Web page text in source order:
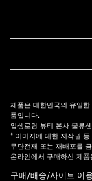
제품은 대한민국의 유일한
품입니다.
입생로랑 뷰티 본사 물류
* 이미지에 대한 저작권
무단전재 또는 재배포를
온라인에서 구매하신 제
구매/배송/사이트 이